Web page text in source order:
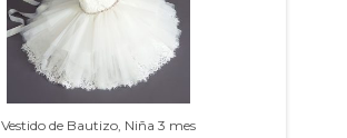
Vestido de Bautizo, Niña 3 mes